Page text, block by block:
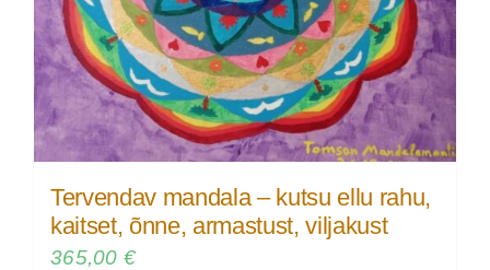
Tervendav mandala – kutsu ellu rahu,
kaitset, õnne, armastust, viljakust
365,00 €